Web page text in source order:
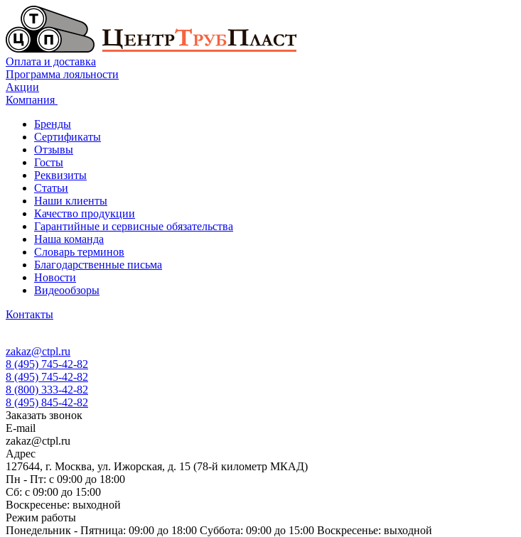
Оплата и доставка
Программа лояльности
Акции
Компания
Бренды
Сертификаты
Отзывы
Госты
Реквизиты
Статьи
Наши клиенты
Качество продукции
Гарантийные и сервисные обязательства
Наша команда
Словарь терминов
Благодарственные письма
Новости
Видеообзоры
Контакты
zakaz@ctpl.ru
8 (495) 745-42-82
8 (495) 745-42-82
8 (800) 333-42-82
8 (495) 845-42-82
Заказать звонок
E-mail
zakaz@ctpl.ru
Адрес
127644, г. Москва, ул. Ижорская, д. 15 (78-й километр МКАД)
Пн - Пт: с 09:00 до 18:00
Сб: с 09:00 до 15:00
Воскресенье: выходной
Режим работы
Понедельник - Пятница: 09:00 до 18:00 Суббота: 09:00 до 15:00 Воскресенье: выходной